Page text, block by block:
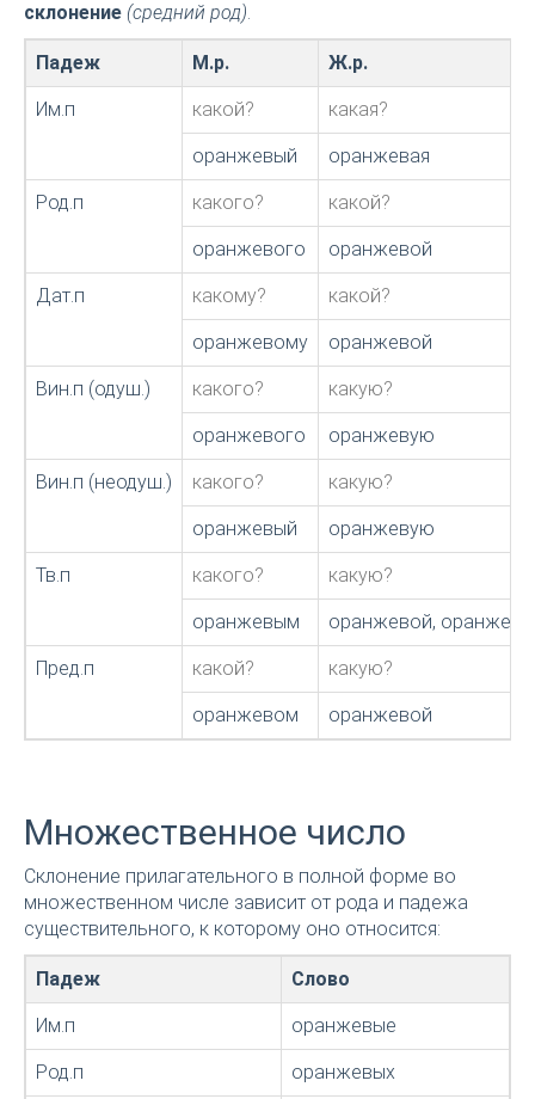
склонение (средний род).
Падеж М.р. Ж.р.
Им.п какой? какая?
оранжевый оранжевая
Род.п какого? какой?
оранжевого оранжевой
Дат.п какому? какой?
оранжевому оранжевой
Вин.п (одуш.) какого? какую?
оранжевого оранжевую
Вин.п (неодуш.) какого? какую?
оранжевый оранжевую
Тв.п какого? какую?
оранжевым оранжевой,
Пред.п какой? какую?
оранжевом оранжевой
Множественное число
Склонение прилагательного в полной форме во
множественном числе зависит от рода и падежа
существительного, к которому оно относится:
Падеж Слово
Им.п оранжевые
Род.п оранжевых